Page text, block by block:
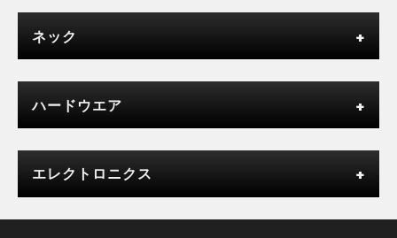
ネック
ハードウエア
エレクトロニクス